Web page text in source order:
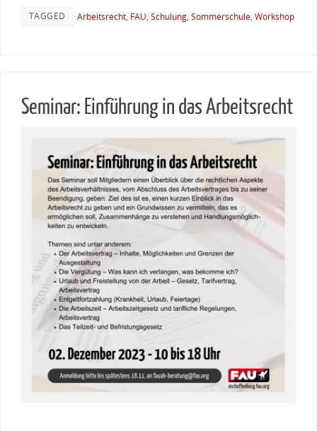
TAGGED Arbeitsrecht, FAU, Schulung, Sommerschule, Workshop
Seminar: Einführung in das Arbeitsrecht